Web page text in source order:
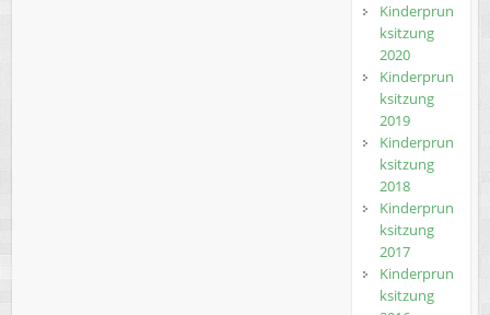
Kinderprun
ksitzung
2020
Kinderprun
ksitzung
2019
Kinderprun
ksitzung
2018
Kinderprun
ksitzung
2017
Kinderprun
ksitzung